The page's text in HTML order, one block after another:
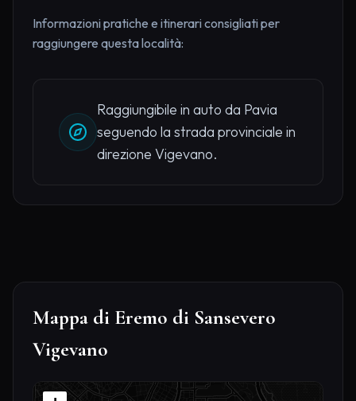
Informazioni pratiche e itinerari consigliati per
raggiungere questa località:
Raggiungibile in auto da Pavia
seguendo la strada provinciale in
direzione Vigevano.
Mappa di Eremo di Sansevero
Vigevano